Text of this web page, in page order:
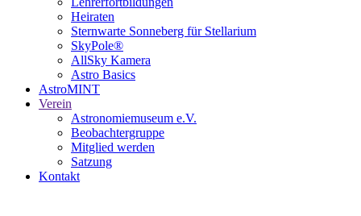
Heiraten
Sternwarte Sonneberg für Stellarium
SkyPole®
AllSky Kamera
Astro Basics
AstroMINT
Verein
Astronomiemuseum e.V.
Beobachtergruppe
Mitglied werden
Satzung
Kontakt